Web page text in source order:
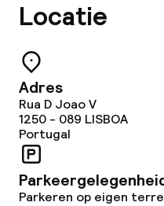
Locatie
Adres
Rua D Joao V
1250 - 089 LISBOA
Portugal
Parkeren op eigen